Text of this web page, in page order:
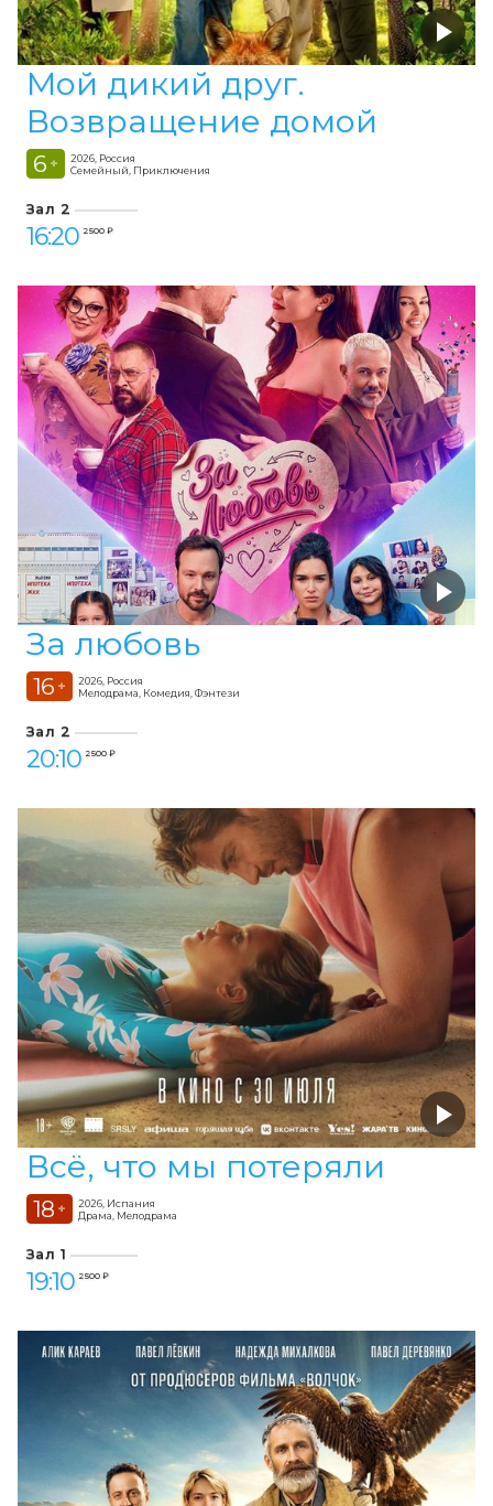
Мой дикий друг.
Возвращение домой
6 +
2026, Россия
Семейный, Приключения
Зал 2
16:20 2 500 ₽
За любовь
16 +
2026, Россия
Мелодрама, Комедия, Фэнтези
Зал 2
20:10 2 500 ₽
Всё, что мы потеряли
18 +
2026, Испания
Драма, Мелодрама
Зал 1
19:10 2 500 ₽